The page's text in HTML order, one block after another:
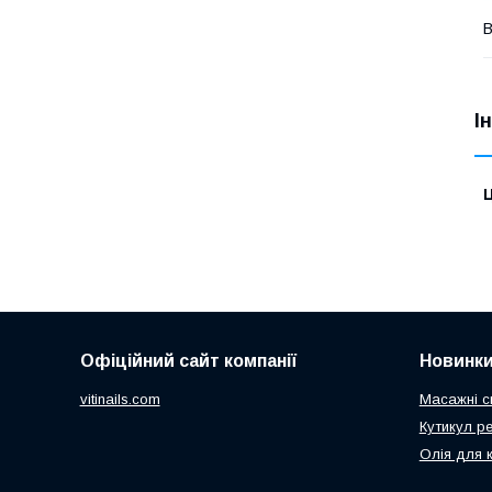
Офіційний сайт компанії
vitinails.com
Новинки
Масажні
Кутикул
Олія для